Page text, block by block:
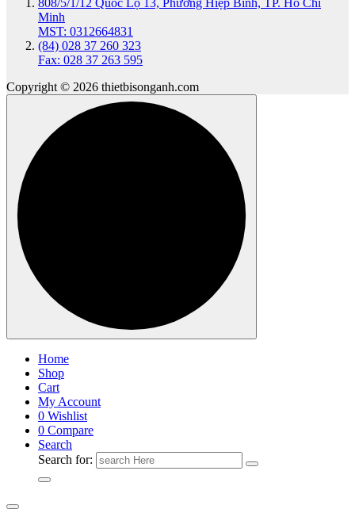
808/5/1/12 Quốc Lộ 13, Phường Hiệp Bình, TP. Hồ Chí
Minh
MST: 0312664831
(84) 028 37 260 323
Fax: 028 37 263 595
Copyright © 2026 thietbisonganh.com
Home
Shop
Cart
My Account
0 Wishlist
0 Compare
Search
Search for: